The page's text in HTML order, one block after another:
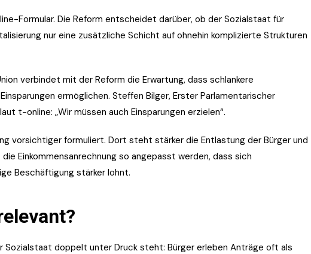
Formular. Die Reform entscheidet darüber, ob der Sozialstaat für
nur eine zusätzliche Schicht auf ohnehin komplizierte Strukturen
verbindet mit der Reform die Erwartung, dass schlankere
ermöglichen. Steffen Bilger, Erster Parlamentarischer
t-online: „Wir müssen auch Einsparungen erzielen“.
vorsichtiger formuliert. Dort steht stärker die Entlastung der Bürger und
Einkommensanrechnung so angepasst werden, dass sich
Beschäftigung stärker lohnt.
Sozialstaat doppelt unter Druck steht: Bürger erleben Anträge oft als